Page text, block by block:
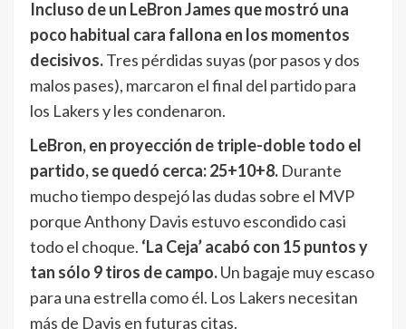
Incluso de un LeBron James que mostró una
poco habitual cara fallona en los momentos
decisivos.Tres pérdidas suyas (por pasos y dos
malos pases), marcaron el final del partido para
los Lakers y les condenaron.
LeBron, en proyección de triple-doble todo el
partido, se quedó cerca: 25+10+8. Durante
mucho tiempo despejó las dudas sobre el MVP
porque Anthony Davis estuvo escondido casi
todo el choque. ‘La Ceja’ acabó con 15 puntos y
tan sólo 9 tiros de campo.Un bagaje muy escaso
para una estrella como él. Los Lakers necesitan
más de Davis en futuras citas.